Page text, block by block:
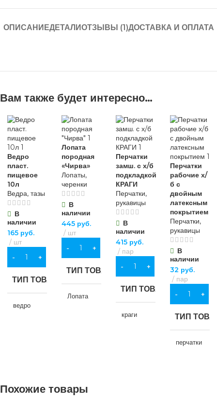
ОПИСАНИЕДЕТАЛИОТЗЫВЫ (1)ДОСТАВКА И ОПЛАТА
Вам также будет интересно…
Ведро
пласт.
пищевое
10л
Ведра, тазы
В
наличии
165 руб.
шт
В КОРЗИНУ
ТИП ТОВАРА
ведро
Лопата
породная
«Чирва»
Лопаты,
черенки
В
наличии
445 руб.
шт
В КОРЗИНУ
ТИП ТОВАРА
Лопата
Перчатки
замш. с х/б
подкладкой
КРАГИ
Перчатки,
рукавицы
В
наличии
415 руб.
пар
В КОРЗИНУ
ТИП ТОВАРА
краги
Перчатки
рабочие х/
б с
двойным
латексным
покрытием
Перчатки,
рукавицы
В
наличии
32 руб.
пар
В КОРЗИНУ
ТИП
перчатки
Похожие товары